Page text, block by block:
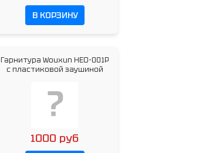
В КОРЗИНУ
Гарнитура Wouxun HEO-001P
c пластиковой заушиной
1000 руб